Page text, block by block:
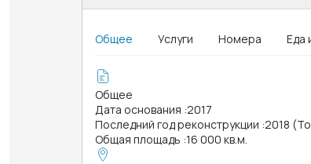
Общее Услуги Номера Еда
Общее
Дата основания :2017
Последний год реконструкции :2018
Общая площадь :16 000 кв.м.